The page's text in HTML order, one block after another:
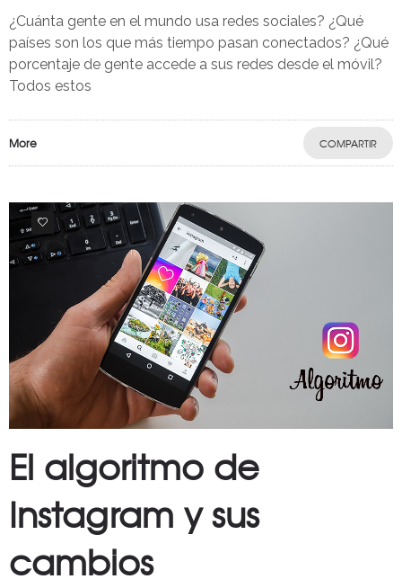
¿Cuánta gente en el mundo usa redes sociales? ¿Qué
países son los que más tiempo pasan conectados? ¿Qué
porcentaje de gente accede a sus redes desde el móvil?
Todos estos
More COMPARTIR
0
El algoritmo de
Instagram y sus
cambios